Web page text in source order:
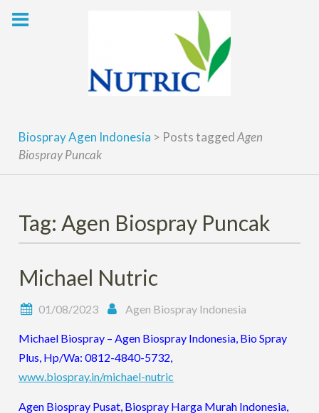
Biospray Agen Indonesia > Posts taggedAgen
Biospray Puncak
Tag: Agen Biospray Puncak
Michael Nutric
01/08/2023 Agen Biospray Indonesia
Michael Biospray – Agen Biospray Indonesia, Bio Spray
Plus, Hp/Wa: 0812-4840-5732,
www.biospray.in/michael-nutric
Agen Biospray Pusat, Biospray Harga Murah Indonesia,